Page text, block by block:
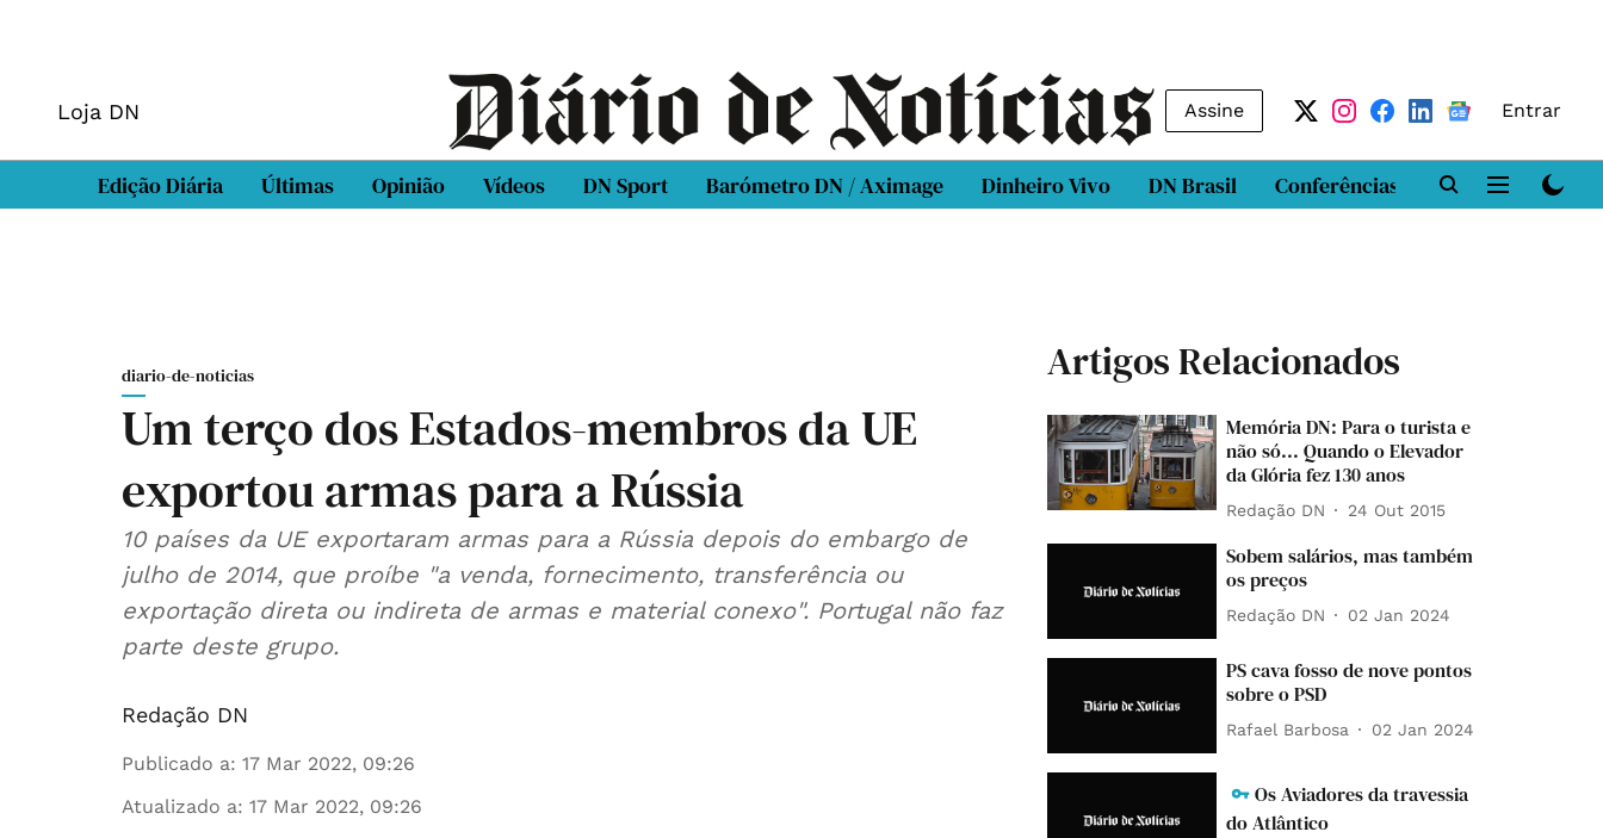
Loja DN Assine Entrar
Edição Diária Últimas Opinião Vídeos DN Sport Barómetro DN / Aximage Dinheiro Vivo DN Brasil Conferências DN LAB
diario-de-noticias
Um terço dos Estados-membros da UE
exportou armas para a Rússia
10 países da UE exportaram armas para a Rússia depois do embargo de
julho de 2014, que proíbe "a venda, fornecimento, transferência ou
exportação direta ou indireta de armas e material conexo". Portugal não faz
parte deste grupo.
Redação DN
Publicado a: 17 Mar 2022, 09:26
Atualizado a: 17 Mar 2022, 09:26
Artigos Relacionados
Memória DN: Para o turista e
não só... Quando o Elevador
da Glória fez 130 anos
Redação DN 24 Out 2015
Sobem salários, mas também
os preços
Redação DN 02 Jan 2024
PS cava fosso de nove pontos
sobre o PSD
Rafael Barbosa 02 Jan 2024
Os Aviadores da travessia
do Atlântico